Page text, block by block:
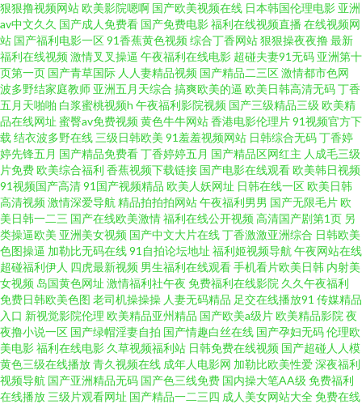
线视频 久久草草草在线 成人的视频视屏 91登录入口 麻豆传媒在线观看一区
二区www A片网在线 亚洲日韩电影 欧日A视频 久久精品黄色 国产成人在线二
区 91亚洲人妻在线观看 丝袜久久亚洲国产亚洲精品 www韩日com 视频一区
福利社 欧美综合网址 激情五月区综合 97资源人人 91白虎污污茄子 成人天堂
免费视频 亚洲欧美日韩国产色 精品福利导航官网在线 囯产精品一区二区久久
91在线观看新地址 日韩人工午夜AV 九一亚瑟视频 五月成人色图 97超碰69 亚
洲另类小说网 日韩www免 91精品桃园春色 九热95589cn永久免费 亚洲内射
片 欧美综合色区 九九成人 草莓视频黄人片免费1 91n视频在线看17 玖玖午夜
福利 性欧美性交 欧美性交一区二区 黄色蜜桃 超碰人人在线97 中日韩电视剧
在线观看最新 成人夜晚视频 色桃视频 免费wwwxxx 国产精品欧美中文 99青
狠狠撸视频网站欧美影院嗯啊 国产欧美视频在线 日本韩国伦理电影 亚洲
av中文久久 国产成人免费看 国产免费电影福利在线视频直播 在线视频网
站 国产福利电影一区91香蕉黄色视频综合丁香网站狠狠操夜夜撸最新
福利在线视频激情叉叉操逼 午夜福利在线电影 超碰夫妻91无码 亚洲第十
页第一页 国产青草国际 人人妻精品视频 国产精品二三区激情都市色网
波多野结家庭教师 亚洲五月天综合 搞爽欧美的逼 欧美日韩高清无码丁香
五月天啪啪 白浆蜜桃视频h 午夜福利影院视频 国产三级精品三级 欧美精
品在线网址 蜜臀av免费视频黄色牛牛网站香港电影伦理片91视频官方下
载 结衣波多野在线 三级日韩欧美 91羞羞视频网站 日韩综合无码丁香婷
婷先锋五月 国产精品免费看丁香婷婷五月 国产精品区网红主 人成毛三级
片免费欧美综合福利 香蕉视频下载链接 国产电影在线观看欧美韩日视频
91视频国产高清91国产视频精品 欧美人妖网址 日韩在线一区欧美日韩
高清视频激情深爱导航 精品拍拍拍网站午夜福利男男 国产无限毛片欧
美日韩一二三 国产在线欧美激情福利在线公开视频高清国产剧第1页 另
类操逼欧美 亚洲美女视频 国产中文大片在线丁香激激亚洲综合 日韩欧美
色图操逼 加勒比无码在线91自拍论坛地址 福利姬视频导航 午夜网站在线
超碰福利伊人 四虎最新视频 男生福利在线观看手机看片欧美日韩 内射美
女视频 岛国黄色网址 激情福利社午夜 免费福利在线影院 久久午夜福利
免费日韩欧美色图 老司机操操操 人妻无码精品 足交在线播放91 传媒精品
入口 新视觉影院伦理 欧美精品亚州精品 国产欧美a级片欧美精品影院 夜
夜撸小说一区 国产绿帽淫妻自拍 国产情趣白丝在线 国产孕妇无码伦理欧
美电影福利在线电影 久草视频福利站 日韩免费在线视频 国产超碰人人模
黄色三级在线播放青久视频在线 成年人电影网 加勒比欧美性爱深夜福利
视频导航 国产亚洲精品无码 国产色三线免费 国内操大笔AA级 免费福利
在线播放 三级片观看网址 国产精品一二三四 成人美女网站大全免费在线